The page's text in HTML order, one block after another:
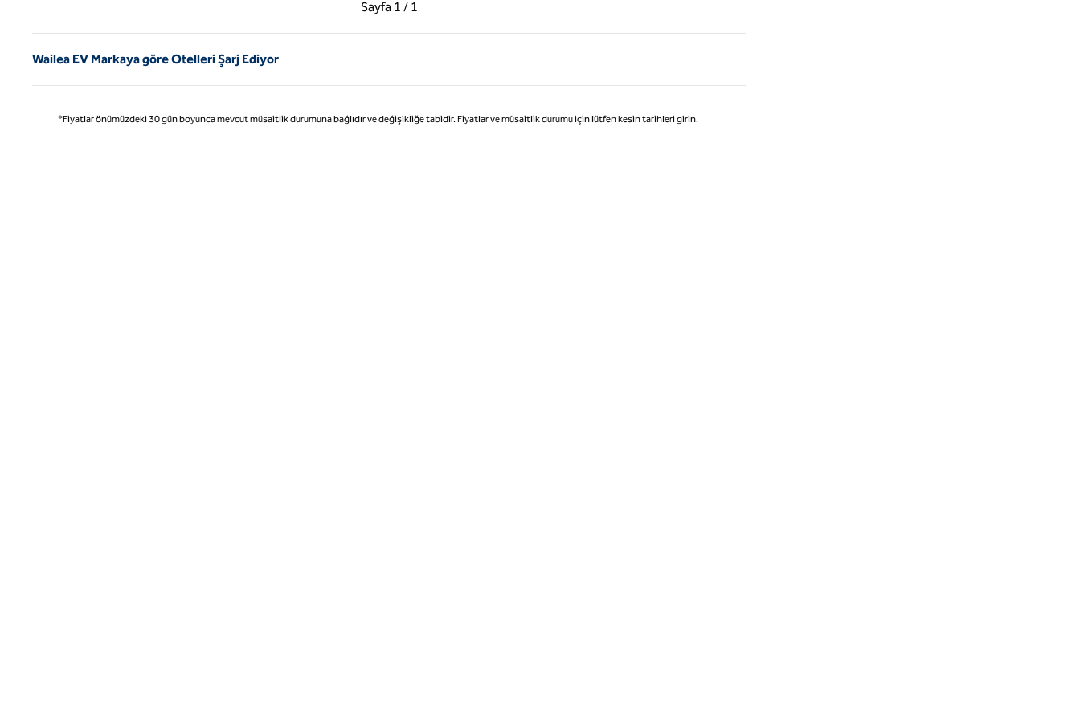
Sayfa 1 / 1
Sayfa 1 / 1
Wailea EV Markaya göre Otelleri Şarj Ediyor
*Fiyatlar önümüzdeki 30 gün boyunca mevcut müsaitlik durumuna bağlıdır ve değişikliğe tabidir. Fiyatlar ve müsaitlik durumu için lütfen kesin tarihleri girin.